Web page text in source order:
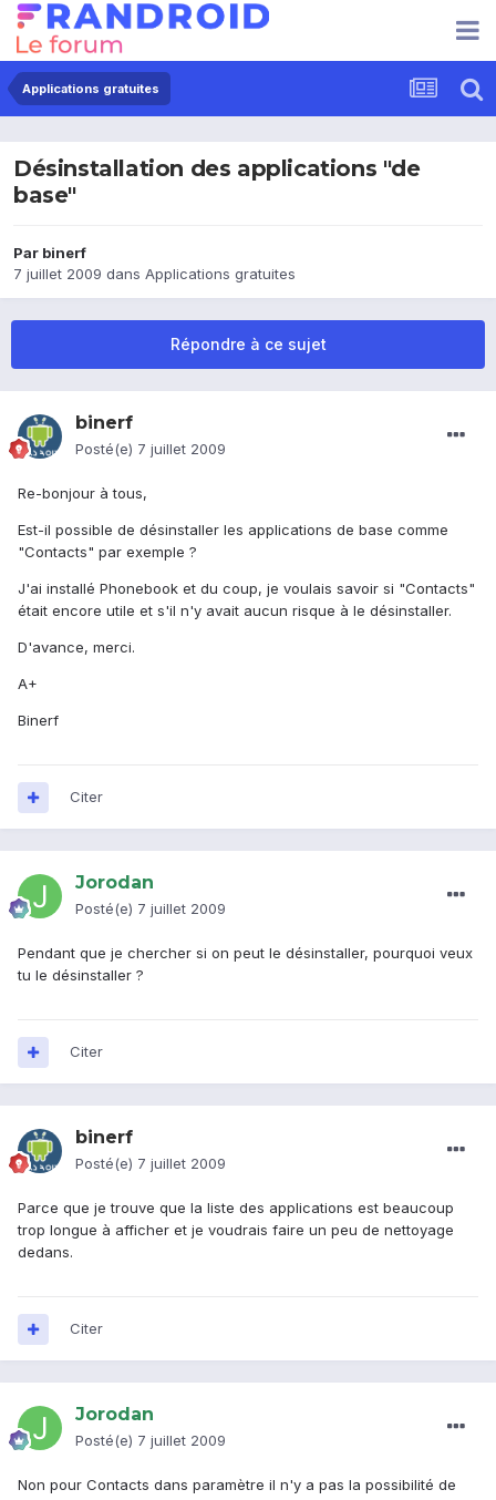
Applications gratuites
Désinstallation des applications "de
base"
Par binerf
7 juillet 2009 dans Applications gratuites
Répondre à ce sujet
binerf
Posté(e) 7 juillet 2009
Re-bonjour à tous,
Est-il possible de désinstaller les applications de base comme
"Contacts" par exemple ?
J'ai installé Phonebook et du coup, je voulais savoir si "Contacts"
était encore utile et s'il n'y avait aucun risque à le désinstaller.
D'avance, merci.
A+
Binerf
Citer
Jorodan
Posté(e) 7 juillet 2009
Pendant que je chercher si on peut le désinstaller, pourquoi veux
tu le désinstaller ?
Citer
binerf
Posté(e) 7 juillet 2009
Parce que je trouve que la liste des applications est beaucoup
trop longue à afficher et je voudrais faire un peu de nettoyage
dedans.
Citer
Jorodan
Posté(e) 7 juillet 2009
Non pour Contacts dans paramètre il n'y a pas la possibilité de